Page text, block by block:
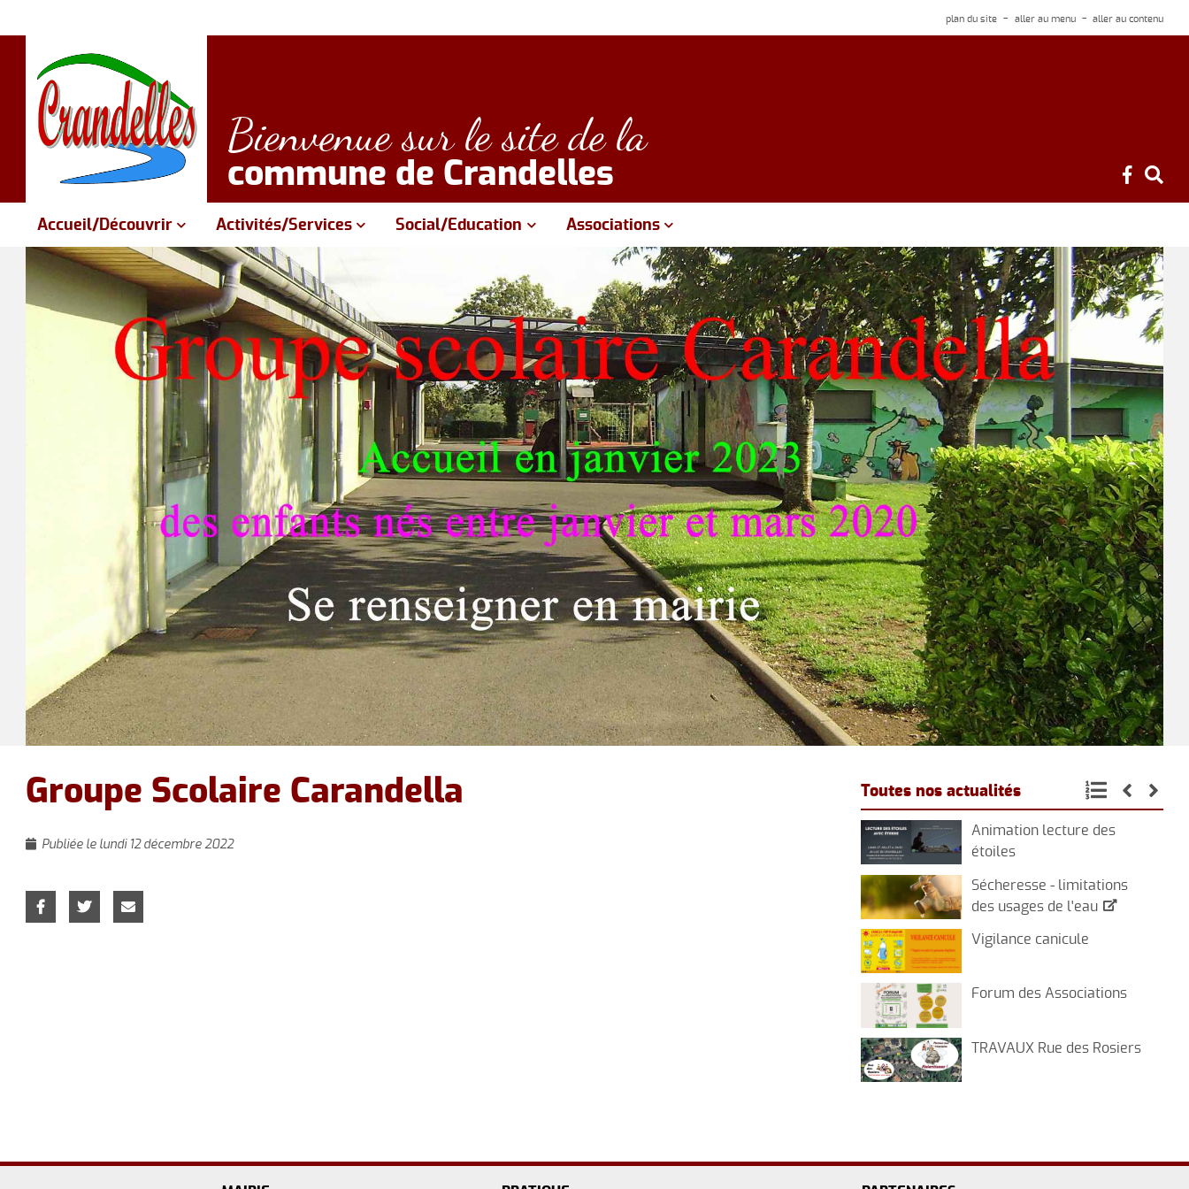
plan du site aller au menu aller au contenu
Bienvenue sur le site de la
commune de Crandelles
Accueil/Découvrir
Situation géographique
Transports
Histoire et patrimoine
Aire de Loisirs
Marché du Lac (5C)
Activités/Services
Mairie - Secrétariat
Travaux
Bibliothèque municipale
Démarches administratives
Conseil municipal
Environnement
Salle polyvalente
Social/Education
Centre Social Vallée de l'Authre
C.C.A.S.
Don du sang
C.L.I.C.
Associations
USC Football
Crandelles en fête
Loisirs et Détente
APPEC Pêche
ACCA Chasse
ASPAC Patrimoine
Retraite Sportive
Groupe Scolaire Carandella
Publiée le lundi 12 décembre 2022
Toutes nos actualités
Animation lecture des
étoiles
Sécheresse - limitations
des usages de l'eau
Vigilance canicule
Forum des Associations
TRAVAUX Rue des Rosiers